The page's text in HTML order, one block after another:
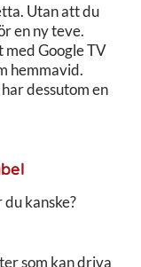
Utan att du
en ny teve.
med Google TV
hemmavid.
dessutom en
kanske?
som kan driva